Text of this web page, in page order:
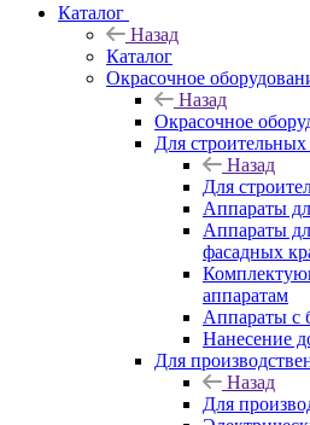
Каталог
Назад
Каталог
Окрасочное
Назад
Окрасочное
Для
Назад
Для
Аппараты
Аппараты
фасадных
аппаратам
Аппараты с
Нанесение
Для
Назад
Для